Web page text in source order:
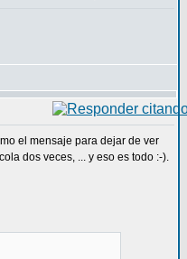
el mensaje para dejar de ver
dos veces, ... y eso es todo :-).